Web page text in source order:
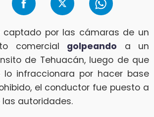
captado por las cámaras de un
comercial golpeando a un
de Tehuacán, luego de que
lo infraccionara por hacer base
el conductor fue puesto a
autoridades.